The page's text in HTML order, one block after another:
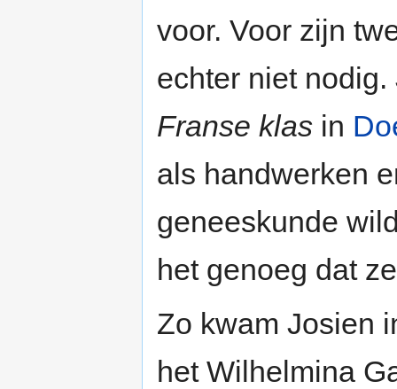
voor. Voor zijn
echter niet
Franse klas in
als handwerken
geneeskunde
het genoeg dat
Zo kwam Josien
het Wilhelmina